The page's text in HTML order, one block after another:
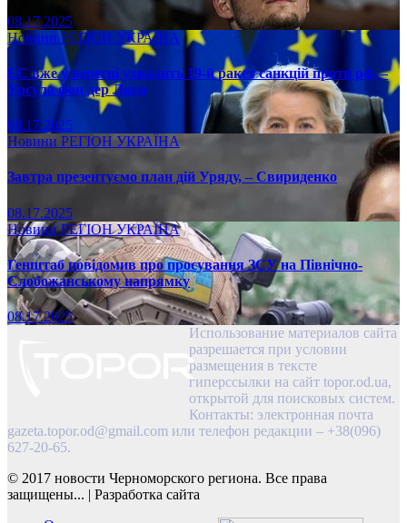
08.17.2025
НовиниРЕГІОН УКРАЇНА
ЄС вже у вересні ухвалить 19-й ракет санкцій проти рф, –
Урсула фон дер Ляєн
08.17.2025
Новини РЕГІОН УКРАЇНА
Завтра презентуємо план дій Уряду, – Свириденко
08.17.2025
НовиниРЕГІОНУКРАЇНА
Генштаб повідомив про просування ЗСУ на Північно-
Слобожанському напрямку
08.17.2025
Использование материалов сайта
разрешается при условии
размещения в тексте
гиперссылки на сайт topor.od.ua,
открытой для поисковых систем.
Контакты: электронная почта
gazeta.topor.od@gmail.com или телефон редакции – +38(096)
627-20-65.
© 2017 новости Черноморского региона. Все права
защищены... | Разработка сайта